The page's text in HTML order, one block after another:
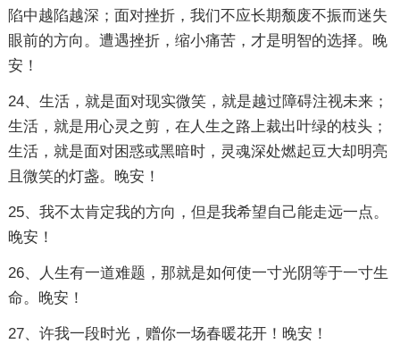
陷中越陷越深；面对挫折，我们不应长期颓废不振而迷失
眼前的方向。遭遇挫折，缩小痛苦，才是明智的选择。晚
安！
24、生活，就是面对现实微笑，就是越过障碍注视未来；
生活，就是用心灵之剪，在人生之路上裁出叶绿的枝头；
生活，就是面对困惑或黑暗时，灵魂深处燃起豆大却明亮
且微笑的灯盏。晚安！
25、我不太肯定我的方向，但是我希望自己能走远一点。
晚安！
26、人生有一道难题，那就是如何使一寸光阴等于一寸生
命。晚安！
27、许我一段时光，赠你一场春暖花开！晚安！